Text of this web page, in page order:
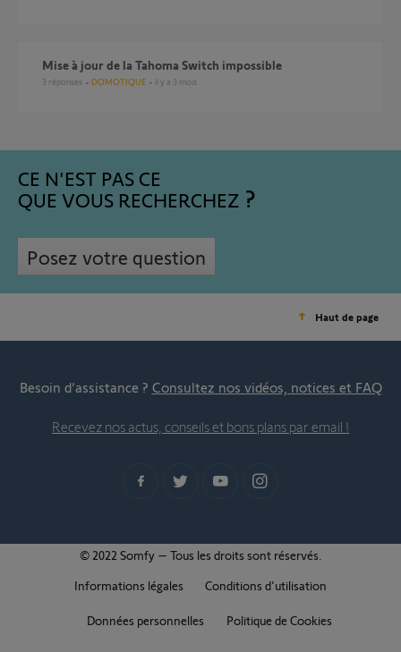
Mise à jour de la Tahoma Switch impossible
3 réponses DOMOTIQUE il y a 3 mois
CE N'EST PAS CE
QUE VOUS RECHERCHEZ
Posez votre question
Haut de page
Besoin d’assistance ? Consultez nos vidéos, notices et FAQ
Recevez nos actus, conseils et bons plans par email !
© 2022 Somfy – Tous les droits sont réservés.
Informations légales
Conditions d'utilisation
Données personnelles Politique de Cookies